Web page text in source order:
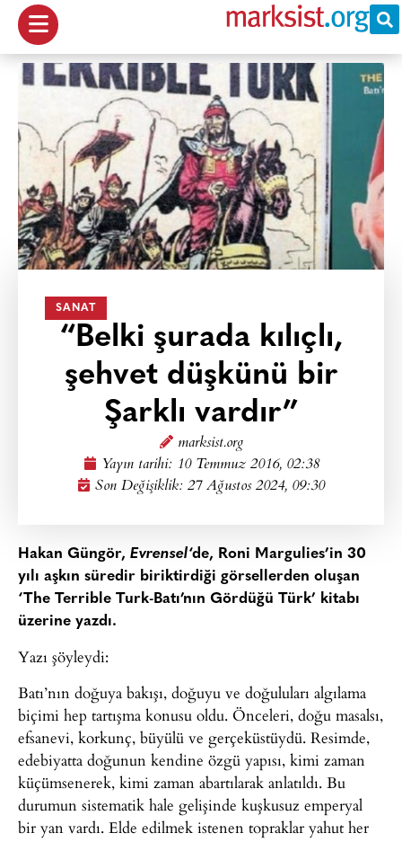
SANAT
“Belki şurada kılıçlı,
şehvet düşkünü bir
Şarklı vardır”
marksist.org
Yayın tarihi: 10 Temmuz 2016, 02:38
Son Değişiklik: 27 Ağustos 2024, 09:30
Hakan Güngör, Evrensel‘de, Roni Margulies’in 30
yılı aşkın süredir biriktirdiği görsellerden oluşan
‘The Terrible Turk-Batı’nın Gördüğü Türk’ kitabı
üzerine yazdı.
Yazı şöyleydi:
Batı’nın doğuya bakışı, doğuyu ve doğuluları algılama
biçimi hep tartışma konusu oldu. Önceleri, doğu masalsı,
efsanevi, korkunç, büyülü ve gerçeküstüydü. Resimde,
edebiyatta doğunun kendine özgü yapısı, kimi zaman
küçümsenerek, kimi zaman abartılarak anlatıldı. Bu
durumun sistematik hale gelişinde kuşkusuz emperyal
bir yan vardı. Elde edilmek istenen topraklar yahut her